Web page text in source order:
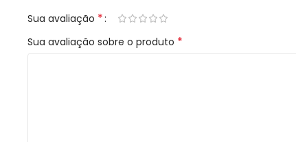
Sua avaliação *
Sua avaliação sobre o produto *